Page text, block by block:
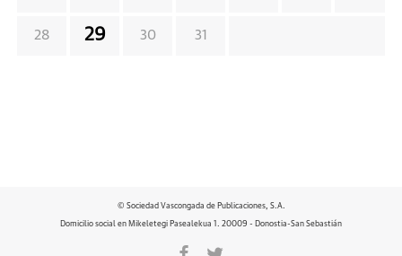
28 29 30 31
© Sociedad Vascongada de Publicaciones, S.A.
Domicilio social en Mikeletegi Pasealekua 1. 20009 - Donostia-San Sebastián